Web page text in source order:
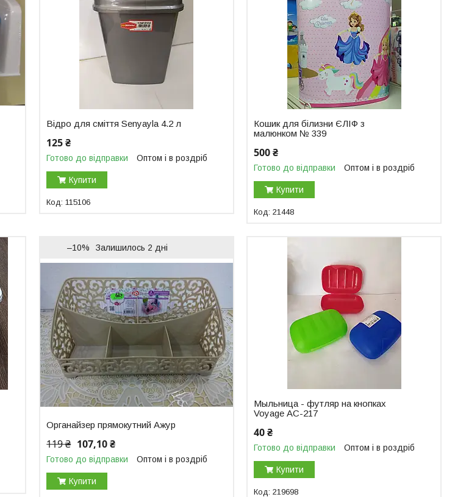
Відро для сміття Senyayla 4.2 л
125 ₴
Готово до відправки Оптом і в роздріб
Купити
115106
Кошик для білизни ЄЛІФ з
малюнком № 339
500 ₴
Готово до відправки Оптом і в роздріб
Купити
21448
–10% Залишилось 2 дні
Органайзер прямокутний Ажур
119 ₴ 107,10 ₴
Готово до відправки Оптом і в роздріб
Купити
Мыльница - футляр на кнопках
Voyage АС-217
40 ₴
Готово до відправки Оптом і в роздріб
Купити
219698